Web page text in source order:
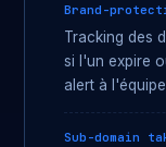
Brand-
Tracking des
si l'un expire
alert à
Sub-domain